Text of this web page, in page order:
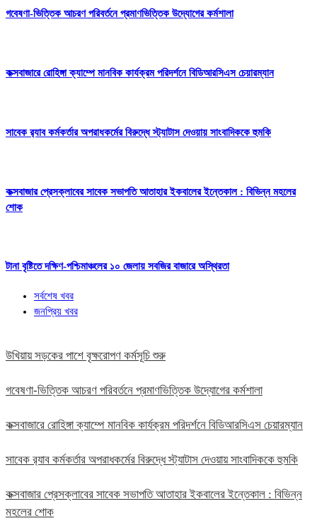
গবেষণা-ভিত্তিক আচরণ পরিবর্তনে প্রমাণভিত্তিক উদ্যোগের কর্মশালা
কক্সবাজারে রোহিঙ্গা ক্যাম্পে মানবিক কার্যক্রম পরিদর্শনে বিডিআরসিএস চেয়ারম্যান
সাবেক র‍্যাব কর্মকর্তার অপরাধকর্মের বিরুদ্ধে স্ট্যাটাস দেওয়ায় সাংবাদিককে হুমকি
কক্সবাজার প্রেসক্লাবের সাবেক সভাপতি আতাহার ইকবালের ইন্তেকাল : বিভিন্ন মহলের
শোক
টানা বৃষ্টিতে দক্ষিণ-পশ্চিমাঞ্চলের ১০ জেলায় সবজির বাজারে অস্থিরতা
সর্বশেষ খবর
জনপ্রিয় খবর
উখিয়ায় সড়কের পাশে বৃক্ষরোপণ কর্মসূচি শুরু
গবেষণা-ভিত্তিক আচরণ পরিবর্তনে প্রমাণভিত্তিক উদ্যোগের কর্মশালা
কক্সবাজারে রোহিঙ্গা ক্যাম্পে মানবিক কার্যক্রম পরিদর্শনে বিডিআরসিএস চেয়ারম্যান
সাবেক র‍্যাব কর্মকর্তার অপরাধকর্মের বিরুদ্ধে স্ট্যাটাস দেওয়ায় সাংবাদিককে হুমকি
কক্সবাজার প্রেসক্লাবের সাবেক সভাপতি আতাহার ইকবালের ইন্তেকাল : বিভিন্ন
মহলের শোক